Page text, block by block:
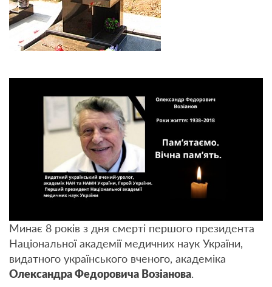
Минає 8 років з дня смерті першого президента
Національної академії медичних наук України,
видатного українського вченого, академіка
Олександра Федоровича Возіанова.